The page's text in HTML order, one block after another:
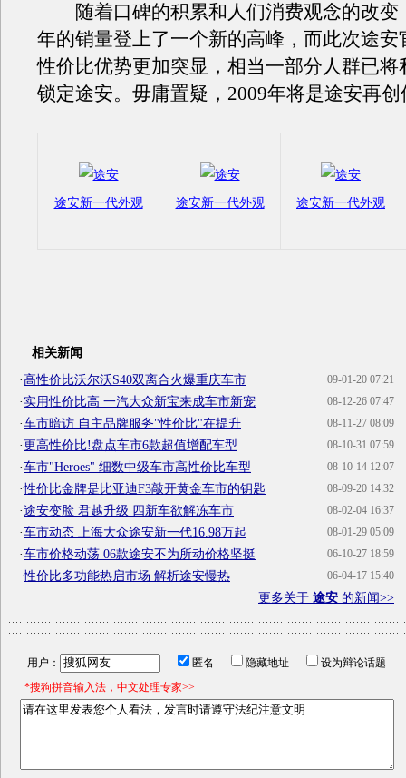
随着口碑的积累和人们消费观念的改变
年的销量登上了一个新的高峰，而此次途安
性价比优势更加突显，相当一部分人群已将
锁定途安。毋庸置疑，2009年将是途安再
途安新一代外观 途安新一代外观 途安新一代外观
相关新闻
09-01-20 07:21
·高性价比沃尔沃S40双离合火爆重庆车市
08-12-26 07:47
·实用性价比高 一汽大众新宝来成车市新宠
08-11-27 08:09
·车市暗访 自主品牌服务"性价比"在提升
08-10-31 07:59
·更高性价比!盘点车市6款超值增配车型
08-10-14 12:07
·车市"Heroes" 细数中级车市高性价比车型
08-09-20 14:32
·性价比金牌是比亚迪F3敲开黄金车市的钥匙
08-02-04 16:37
·途安变脸 君越升级 四新车欲解冻车市
08-01-29 05:09
·车市动态 上海大众途安新一代16.98万起
06-10-27 18:59
·车市价格动荡 06款途安不为所动价格坚挺
06-04-17 15:40
·性价比多功能热启市场 解析途安慢热
更多关于 途安 的新闻>>
用户： 匿名 隐藏地址
设为辩论话题
*搜狗拼音输入法，中文处理专家>>